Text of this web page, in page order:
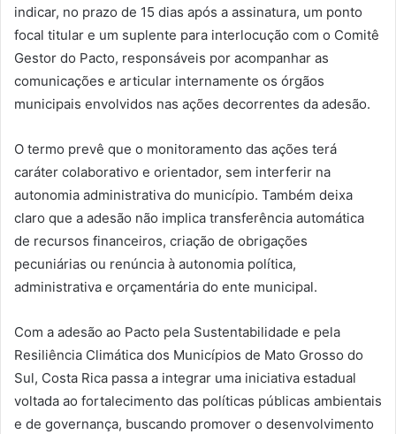
indicar, no prazo de 15 dias após a assinatura, um ponto
focal titular e um suplente para interlocução com o Comitê
Gestor do Pacto, responsáveis por acompanhar as
comunicações e articular internamente os órgãos
municipais envolvidos nas ações decorrentes da adesão.
O termo prevê que o monitoramento das ações terá
caráter colaborativo e orientador, sem interferir na
autonomia administrativa do município. Também deixa
claro que a adesão não implica transferência automática
de recursos financeiros, criação de obrigações
pecuniárias ou renúncia à autonomia política,
administrativa e orçamentária do ente municipal.
Com a adesão ao Pacto pela Sustentabilidade e pela
Resiliência Climática dos Municípios de Mato Grosso do
Sul, Costa Rica passa a integrar uma iniciativa estadual
voltada ao fortalecimento das políticas públicas ambientais
e de governança, buscando promover o desenvolvimento